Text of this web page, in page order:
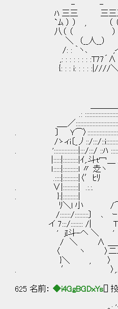
- - |: : : : : :,ｲ: :
ﾊ 三三 三三三 |: : : : : ;'
`ﾑ ） ） , （ （ .;': :
八（ （ ） ） |: : :
＼ （__人__） ,ｨ: :
/: : ｀ヽ､ ,イ |: :
,: : : : : : : :T77´∧
{: : : i: : : : :|////
.: ::::::::::::::::::::::::::::..
＿_／
. 〕 Ｙ⌒〉
/ゝィi〔_丿::/:::/::i::::::::}ヽ
. '::::::::::::::::|:::/:::/ ::ﾊ :::::| ハ
|:::::|::::::::::|ｲ,.斗t冖＿ 厂
ｌ:::::|::::::::::l 〃 赱ヽ ´芹
.::::|::::::::::|〈′ﾋﾘ ﾋ
. ∨|::::::::::| .:.:. ' :.|
. }:|::::::::::| /
ﾘ＼l 小 /⌒） ／
/:::::::/:::::::::〕 ､ ｰ
イ 7:::/:::::::: /| Ｔ´_
' jI斗-へ ＼ ' 〕
/ ＼ ∧ ＿＿
〈 ヽ 〉二
}＼ , 〉 ⊂
. ′ 〉,.斗-､
625 名前： ◆i4GgBGDxYs []